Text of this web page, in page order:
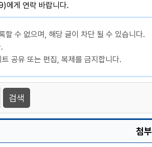
에게 연락 바랍니다.
할 수 없으며, 해당 글이 차단 될 수 있습니다.
공유 또는 편집, 복제를 금지합니다.
첨부